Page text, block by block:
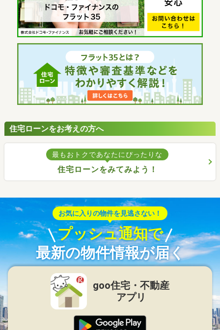
住宅ローンをお考えの方へ
最もおトクであなたにぴったりな
住宅ローンをみてみよう！
お気に入りの物件を見逃さない！
プッシュ通知で
最新の物件情報が届く
goo住宅・不動産
アプリ